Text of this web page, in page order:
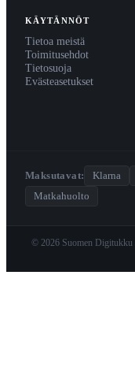
KÄYTÄNNÖT
Tietoa meistä
Toimitusehdot
Tietosuoja
Evästeasetukset
Maksutavat: Klarna
Matkahuolto
© 2026 Suomen Digitukku